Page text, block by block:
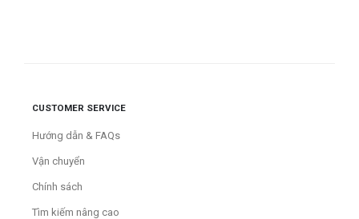
CUSTOMER SERVICE
Hướng dẫn & FAQs
Vận chuyển
Chính sách
Tìm kiếm nâng cao